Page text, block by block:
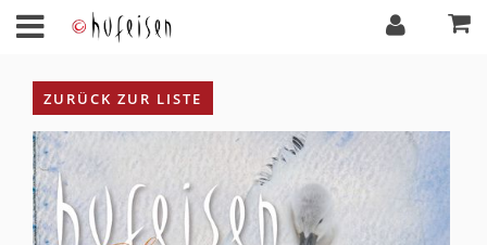
ZURÜCK ZUR LISTE